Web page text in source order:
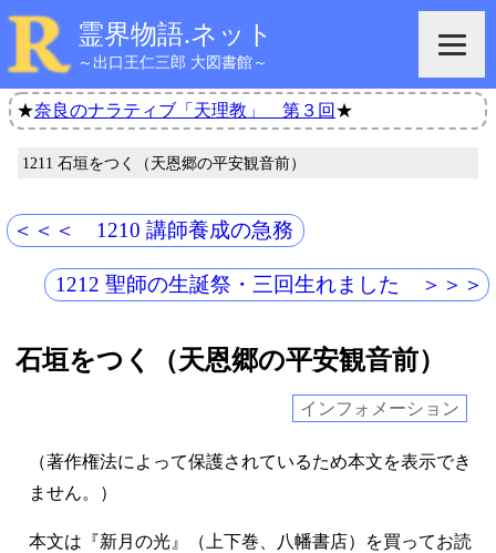
霊界物語.ネット
～出口王仁三郎 大図書館～
★奈良のナラティブ「天理教」 第３回 ★
1211 石垣をつく（天恩郷の平安観音前）
＜＜＜ 1210 講師養成の急務
1212 聖師の生誕祭・三回生れました ＞＞＞
石垣をつく（天恩郷の平安観音前）
インフォメーション
（著作権法によって保護されているため本文を表示でき
ません。）
本文は『新月の光』（上下巻、八幡書店）を買ってお読